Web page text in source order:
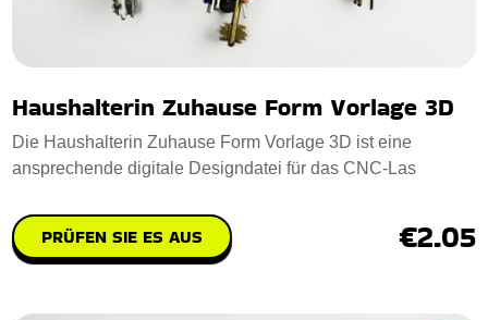
Haushalterin Zuhause Form Vorlage 3D
Die Haushalterin Zuhause Form Vorlage 3D ist eine
ansprechende digitale Designdatei für das CNC-Las
PRÜFEN SIE ES AUS €2.05